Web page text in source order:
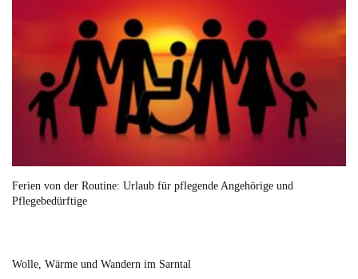
Ferien von der Routine: Urlaub für pflegende Angehörige und
Pflegebedürftige
Wolle, Wärme und Wandern im Sarntal